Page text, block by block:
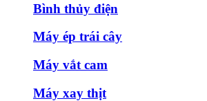
Bình thủy điện
Máy ép trái cây
Máy vắt cam
Máy xay thịt